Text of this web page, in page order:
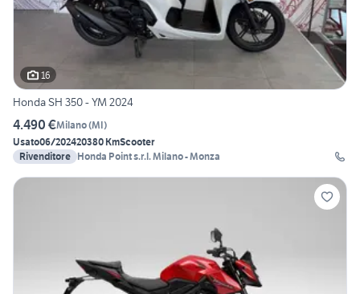
16
Honda SH 350 - YM 2024
4.490 €Milano(MI)
Usato06/202420380 KmScooter
Rivenditore Honda Point s.r.l. Milano - Monza